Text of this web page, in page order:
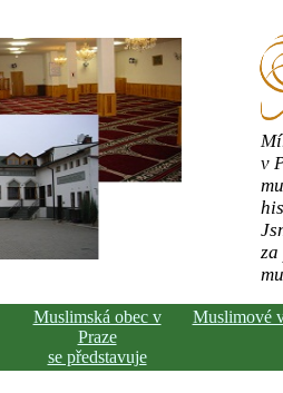
v
Muslimská obec v
Praze
se představuje
Muslimové